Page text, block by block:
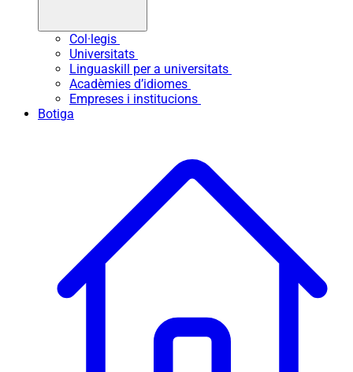
Col·legis
Universitats
Linguaskill per a universitats
Acadèmies d’idiomes
Empreses i institucions
Botiga